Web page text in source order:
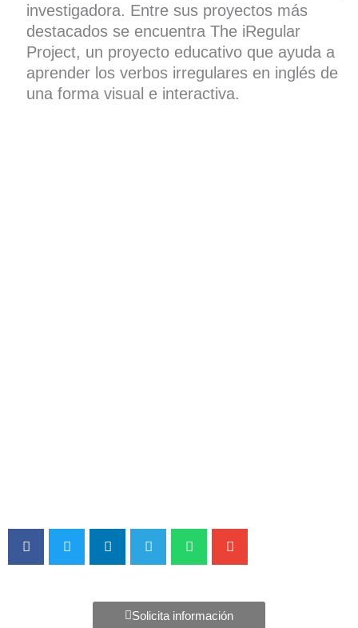
investigadora. Entre sus proyectos más
destacados se encuentra The iRegular
Project, un proyecto educativo que ayuda a
aprender los verbos irregulares en inglés de
una forma visual e interactiva.
Solicita información